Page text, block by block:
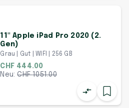
11" Apple iPad Pro 2020 (2.
Gen)
Grau | Gut | WIFI | 256 GB
CHF 444.00
Neu:CHF1051.00